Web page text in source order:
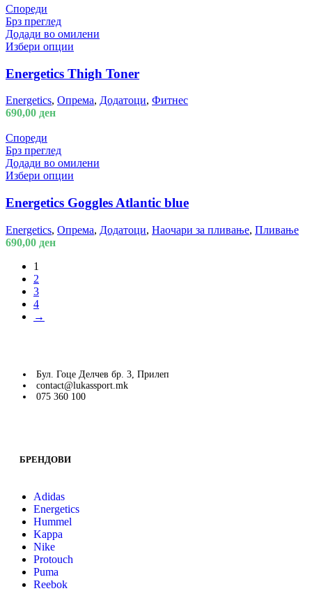
Спореди
Брз преглед
Додади во омилени
Избери опции
Energetics Thigh Toner
Energetics, Опрема, Додатоци, Фитнес
690,00 ден
Спореди
Брз преглед
Додади во омилени
Избери опции
Energetics Goggles Atlantic blue
Energetics, Опрема, Додатоци, Наочари за пливање, Пливање
690,00 ден
1
2
3
4
→
Бул. Гоце Делчев бр. 3, Прилеп
contact@lukassport.mk
075 360 100
БРЕНДОВИ
Adidas
Energetics
Hummel
Kappa
Nike
Protouch
Puma
Reebok